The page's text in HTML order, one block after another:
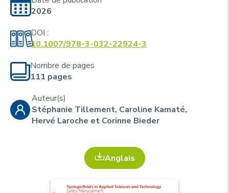
r
i
n
c
i
p
a
2026
DOI :
10.1007/978-3-032-22924-3
Nombre de pages
111 pages
Auteur(s)
Stéphanie Tillement, Caroline Kamaté,
Hervé Laroche et Corinne Bieder
Anglais